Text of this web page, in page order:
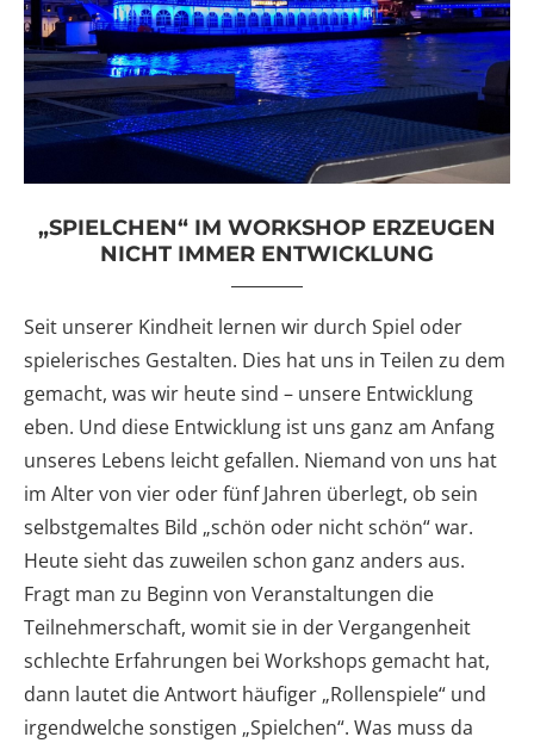
„SPIELCHEN“ IM WORKSHOP ERZEUGEN
NICHT IMMER ENTWICKLUNG
Seit unserer Kindheit lernen wir durch Spiel oder
spielerisches Gestalten. Dies hat uns in Teilen zu dem
gemacht, was wir heute sind – unsere Entwicklung
eben. Und diese Entwicklung ist uns ganz am Anfang
unseres Lebens leicht gefallen. Niemand von uns hat
im Alter von vier oder fünf Jahren überlegt, ob sein
selbstgemaltes Bild „schön oder nicht schön“ war.
Heute sieht das zuweilen schon ganz anders aus.
Fragt man zu Beginn von Veranstaltungen die
Teilnehmerschaft, womit sie in der Vergangenheit
schlechte Erfahrungen bei Workshops gemacht hat,
dann lautet die Antwort häufiger „Rollenspiele“ und
irgendwelche sonstigen „Spielchen“. Was muss da